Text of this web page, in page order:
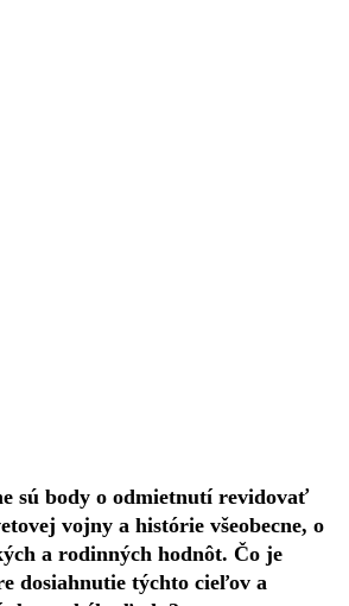
sú body o odmietnutí revidovať
vojny a histórie všeobecne, o
a rodinných hodnôt. Čo je
dosiahnutie týchto cieľov a